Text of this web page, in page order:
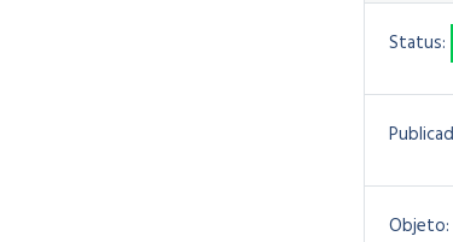
Status:
Objeto: